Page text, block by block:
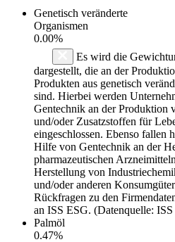
Genetisch veränderte
Organismen
0.00%
Es wird die
dargestellt, die an der
Produkten aus genetisch
sind. Hierbei werden
Gentechnik an der Produktion
und/oder Zusatzstoffen für
eingeschlossen. Ebenso fallen
Hilfe von Gentechnik an der
pharmazeutischen
Herstellung von
und/oder anderen
Rückfragen zu den
an ISS ESG. (Datenquelle:
Palmöl
0.47%